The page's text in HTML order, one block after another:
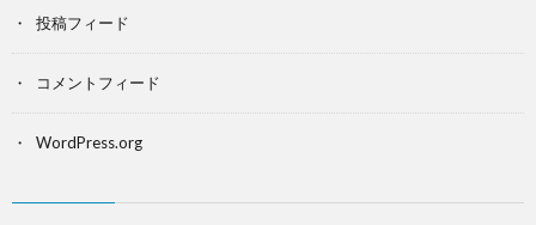
投稿フィード
コメントフィード
WordPress.org